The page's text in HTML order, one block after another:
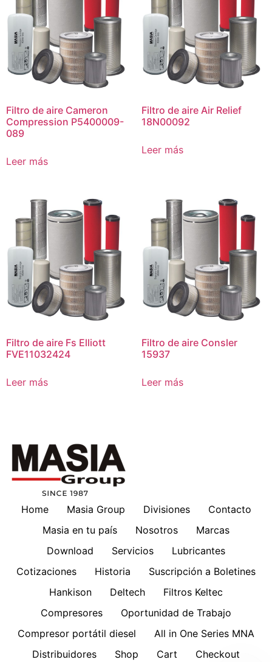
Filtro de aire Cameron
Compression P5400009-
089
Leer más
Filtro de aire Air Relief
18N00092
Leer más
Filtro de aire Fs Elliott
FVE11032424
Leer más
Filtro de aire Consler
15937
Leer más
Home Masia Group Divisiones
Contacto
Masia en tu país
Nosotros
Marcas
Download
Servicios
Lubricantes
Cotizaciones
Historia
Suscripción a Boletines
Hankison
Deltech
Filtros Keltec
Compresores
Oportunidad de Trabajo
Compresor portátil diesel
All in One Series MNA
Distribuidores
Shop Cart Checkout